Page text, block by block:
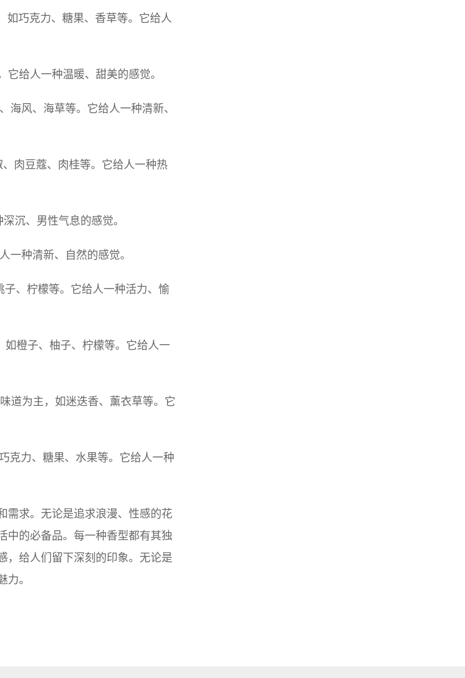
巧克力、糖果、香草等。它给人
给人一种温暖、甜美的感觉。
风、海草等。它给人一种清新、
肉豆蔻、肉桂等。它给人一种热
沉、男性气息的感觉。
一种清新、自然的感觉。
、柠檬等。它给人一种活力、愉
橙子、柚子、柠檬等。它给人一
道为主，如迷迭香、薰衣草等。它
克力、糖果、水果等。它给人一种
需求。无论是追求浪漫、性感的花
中的必备品。每一种香型都有其独
，给人们留下深刻的印象。无论是
。